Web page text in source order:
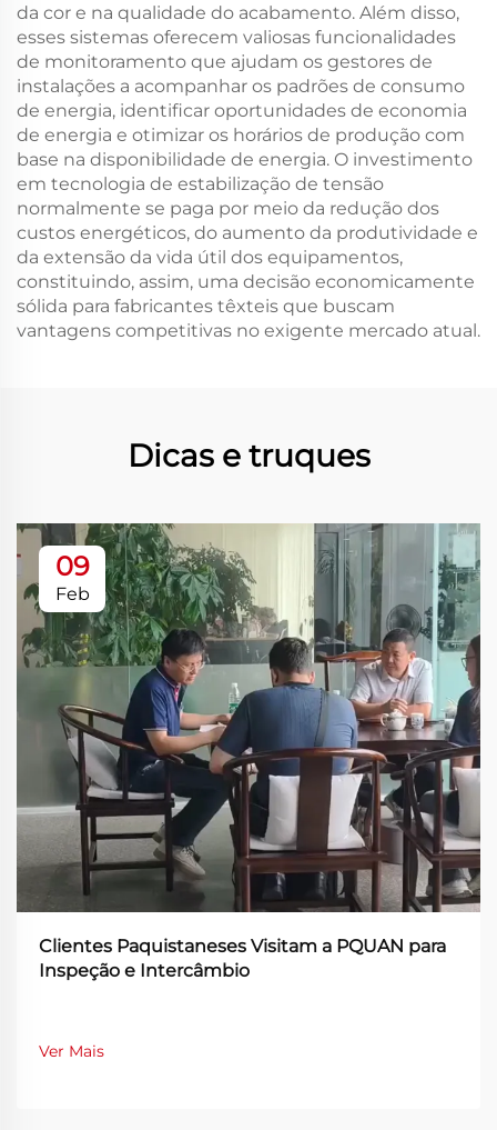
da cor e na qualidade do acabamento. Além disso,
esses sistemas oferecem valiosas funcionalidades
de monitoramento que ajudam os gestores de
instalações a acompanhar os padrões de consumo
de energia, identificar oportunidades de economia
de energia e otimizar os horários de produção com
base na disponibilidade de energia. O investimento
em tecnologia de estabilização de tensão
normalmente se paga por meio da redução dos
custos energéticos, do aumento da produtividade e
da extensão da vida útil dos equipamentos,
constituindo, assim, uma decisão economicamente
sólida para fabricantes têxteis que buscam
vantagens competitivas no exigente mercado atual.
Dicas e truques
09
Feb
Clientes Paquistaneses Visitam a PQUAN para
Inspeção e Intercâmbio
Ver Mais